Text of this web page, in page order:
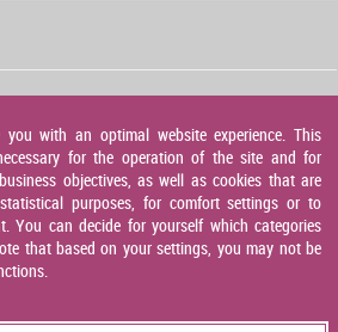
Luft und Abgas
with an optimal website experience. This
for the operation of the site and for
objectives, as well as cookies that are
purposes, for comfort settings or to
You can decide for yourself which categories
that based on your settings, you may not be